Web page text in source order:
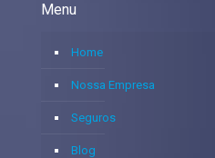
Menu
Home
Nossa Empresa
Seguros
Blog